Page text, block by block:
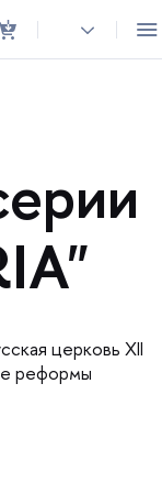
церковь XII
реформы